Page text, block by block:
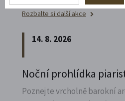
Rozbalte si další akce
14. 8. 2026
Noční prohlídka
Poznejte vrcholně barokní